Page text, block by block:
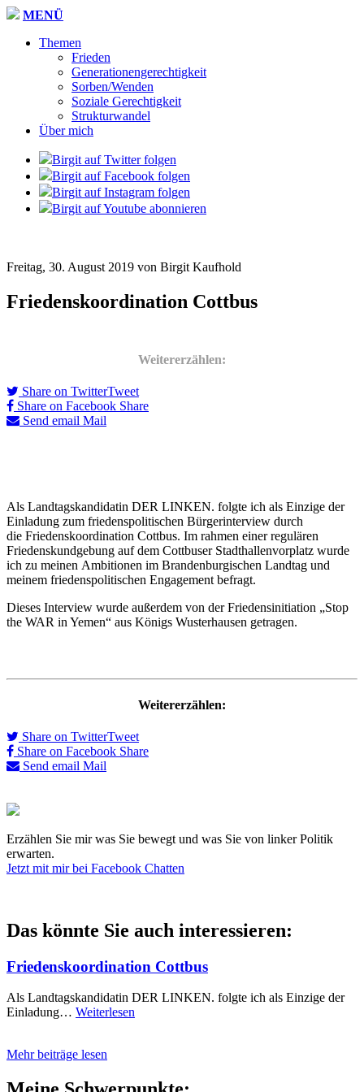
MENÜ
Themen
Frieden
Generationengerechtigkeit
Sorben/Wenden
Soziale Gerechtigkeit
Strukturwandel
Über mich
Birgit auf Twitter folgen
Birgit auf Facebook folgen
Birgit auf Instagram folgen
Birgit auf Youtube abonnieren
Freitag, 30. August 2019 von Birgit Kaufhold
Friedenskoordination Cottbus
Weitererzählen:
Share on TwitterTweet
Share on Facebook Share
Send email Mail
Als Landtagskandidatin DER LINKEN. folgte ich als Einzige der
Einladung zum friedenspolitischen Bürgerinterview durch
die Friedenskoordination Cottbus. Im rahmen einer regulären
Friedenskundgebung auf dem Cottbuser Stadthallenvorplatz wurde
ich zu meinen Ambitionen im Brandenburgischen Landtag und
meinem friedenspolitischen Engagement befragt.
Dieses Interview wurde außerdem von der Friedensinitiation „Stop
the WAR in Yemen“ aus Königs Wusterhausen getragen.
Weitererzählen:
Share on TwitterTweet
Share on Facebook Share
Send email Mail
Erzählen Sie mir was Sie bewegt und was Sie von linker Politik
erwarten.
Jetzt mit mir bei Facebook Chatten
Das könnte Sie auch interessieren:
Friedenskoordination Cottbus
Als Landtagskandidatin DER LINKEN. folgte ich als Einzige der
Einladung… Weiterlesen
Mehr beiträge lesen